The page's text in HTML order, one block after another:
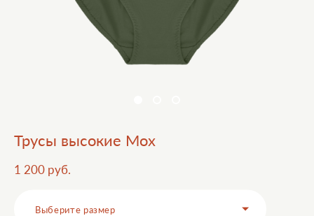
Трусы высокие Мох
1 200 pуб.
Выберите размер